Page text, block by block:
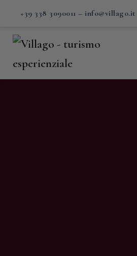
+39 338 3090011 – info@villago.it